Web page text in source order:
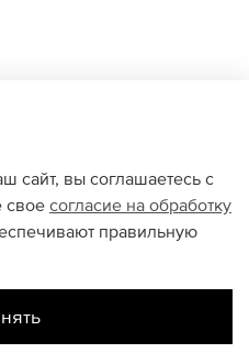
сайт, вы соглашаетесь с
своесогласие на обработку
правильную